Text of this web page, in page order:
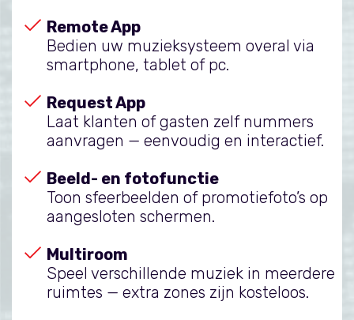
Remote App
Bedien uw muzieksysteem overal via
smartphone, tablet of pc.
Request App
Laat klanten of gasten zelf nummers
aanvragen — eenvoudig en interactief.
Beeld- en fotofunctie
Toon sfeerbeelden of promotiefoto’s op
aangesloten schermen.
Multiroom
Speel verschillende muziek in meerdere
ruimtes — extra zones zijn kosteloos.